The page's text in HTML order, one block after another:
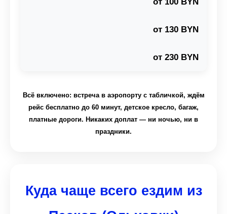
от 130 BYN
от 230 BYN
Всё включено: встреча в аэропорту с табличкой, ждём
рейс бесплатно до 60 минут, детское кресло, багаж,
платные дороги. Никаких доплат — ни ночью, ни в
праздники.
Куда чаще всего ездим из